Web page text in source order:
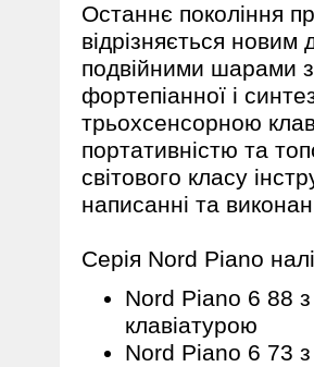
Останнє покоління
відрізняється
подвійними шарами
фортепіанної і
трьохсенсорною
портативністю та
світового класу
написанні та
Серія Nord Piano
Nord Piano 6 88
клавіатурою
Nord Piano 6 73